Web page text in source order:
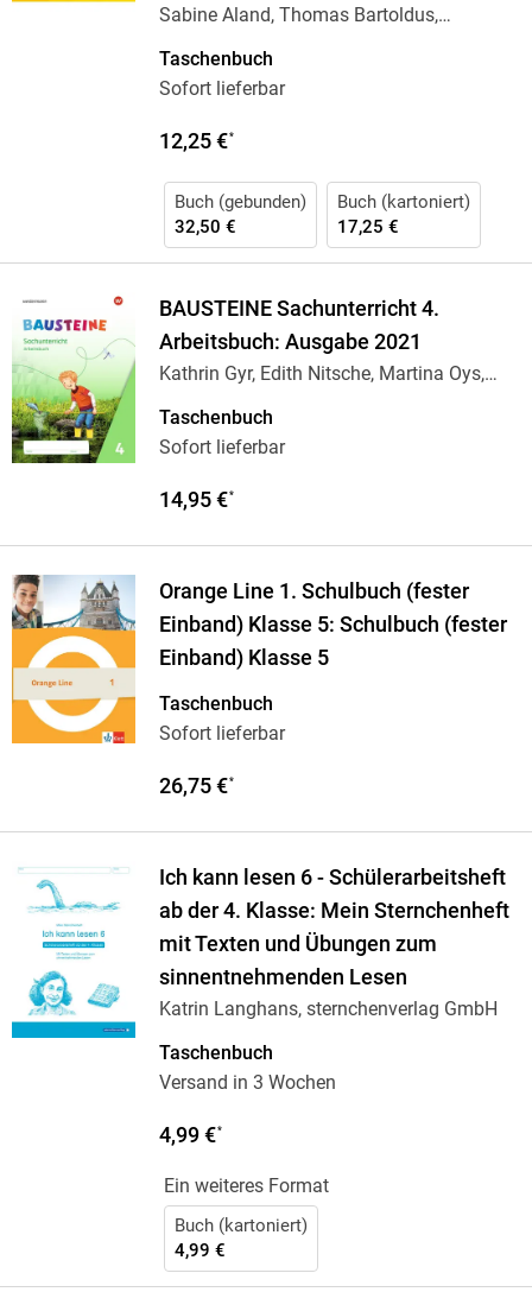
Sabine Aland, Thomas Bartoldus,
Taschenbuch
Sofort lieferbar
12,25 €*
Buch (gebunden)
32,50 €
Buch (kartoniert)
17,25 €
BAUSTEINE Sachunterricht 4.
Arbeitsbuch: Ausgabe 2021
Kathrin Gyr, Edith Nitsche, Martina Oys,
Taschenbuch
Sofort lieferbar
14,95 €*
Orange Line 1. Schulbuch (fester
Einband) Klasse 5: Schulbuch (fester
Einband) Klasse 5
Taschenbuch
Sofort lieferbar
26,75 €*
Ich kann lesen 6 - Schülerarbeitsheft
ab der 4. Klasse: Mein Sternchenheft
mit Texten und Übungen zum
sinnentnehmenden Lesen
Katrin Langhans, sternchenverlag GmbH
Taschenbuch
Versand in 3 Wochen
4,99 €*
Ein weiteres Format
Buch (kartoniert)
4,99 €